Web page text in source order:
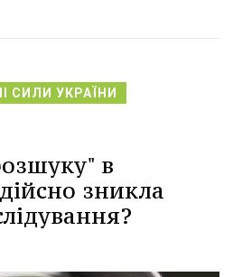
СИЛИ УКРАЇНИ
в
зникла